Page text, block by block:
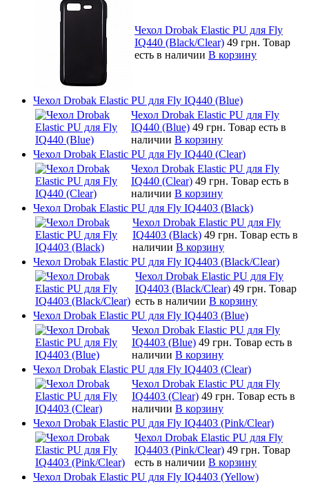
Чехол Drobak Elastic PU для Fly
IQ440 (Black/Clear) 49 грн. Товар
есть в наличии В корзину
Чехол Drobak Elastic PU для Fly IQ440 (Blue)
Чехол Drobak Elastic PU для Fly
IQ440 (Blue) 49 грн. Товар есть в
наличии В корзину
Чехол Drobak Elastic PU для Fly IQ440 (Clear)
Чехол Drobak Elastic PU для Fly
IQ440 (Clear) 49 грн. Товар есть в
наличии В корзину
Чехол Drobak Elastic PU для Fly IQ4403 (Black)
Чехол Drobak Elastic PU для Fly
IQ4403 (Black) 49 грн. Товар есть в
наличии В корзину
Чехол Drobak Elastic PU для Fly IQ4403 (Black/Clear)
Чехол Drobak Elastic PU для Fly
IQ4403 (Black/Clear) 49 грн. Товар
есть в наличии В корзину
Чехол Drobak Elastic PU для Fly IQ4403 (Blue)
Чехол Drobak Elastic PU для Fly
IQ4403 (Blue) 49 грн. Товар есть в
наличии В корзину
Чехол Drobak Elastic PU для Fly IQ4403 (Clear)
Чехол Drobak Elastic PU для Fly
IQ4403 (Clear) 49 грн. Товар есть в
наличии В корзину
Чехол Drobak Elastic PU для Fly IQ4403 (Pink/Clear)
Чехол Drobak Elastic PU для Fly
IQ4403 (Pink/Clear) 49 грн. Товар
есть в наличии В корзину
Чехол Drobak Elastic PU для Fly IQ4403 (Yellow)